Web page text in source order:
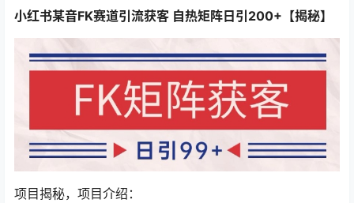
小红书某音FK赛道引流获客 自热矩阵日引200+【揭秘】
项目揭秘，项目介绍：